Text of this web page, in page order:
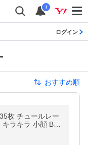
i
ログイン
おすすめ順
枚 チュールレー
ラキラ 小顔 B級
人 ふつう プリー